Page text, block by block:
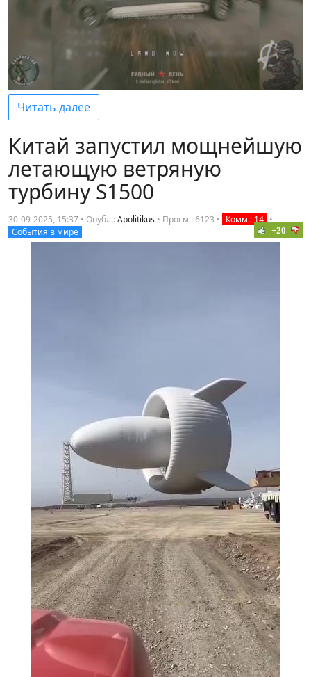
Читать далее
Китай запустил мощнейшую
летающую ветряную
турбину S1500
30-09-2025, 15:37 • Опубл.:Apolitikus • Просм.: 6123 • Комм.: 14 •
События в мире
+20